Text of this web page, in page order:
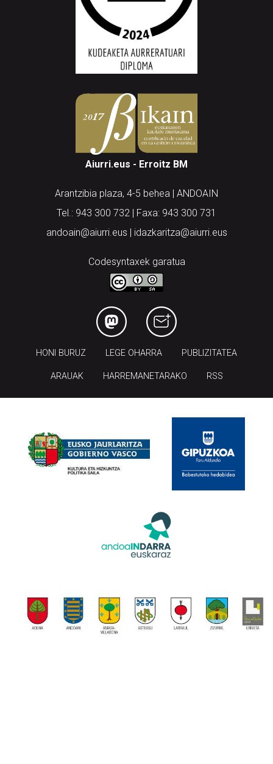
Aiurri.eus - Erroitz BM
Arantzibia plaza, 4-5 behea | ANDOAIN
Tel.: 943 300 732 | Faxa: 943 300 731
andoain@aiurri.eus | idazkaritza@aiurri.eus
Codesyntaxek garatua
HONI BURUZ LEGE OHARRA PUBLIZITATEA
ARAUAK HARREMANETARAKO RSS